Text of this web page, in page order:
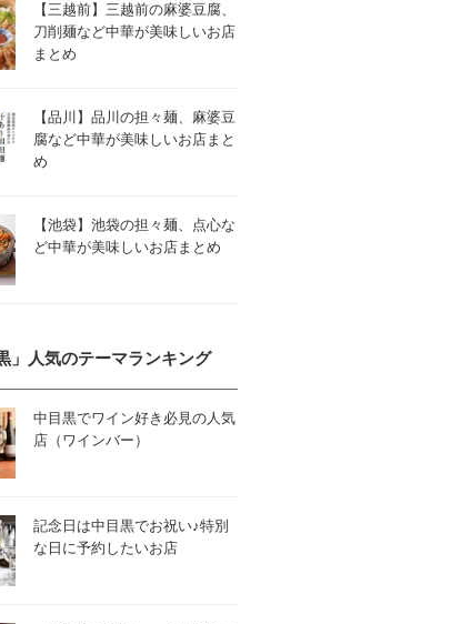
【三越前】三越前の麻婆豆腐、
刀削麺など中華が美味しいお店
まとめ
【品川】品川の担々麺、麻婆豆
腐など中華が美味しいお店まと
め
【池袋】池袋の担々麺、点心な
ど中華が美味しいお店まとめ
」人気のテーマランキング
中目黒でワイン好き必見の人気
店（ワインバー）
記念日は中目黒でお祝い♪特別
な日に予約したいお店